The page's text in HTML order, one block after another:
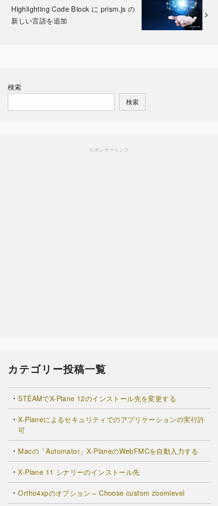
Highlighting Code Block に prism.js の
新しい言語を追加
検索
検索
スポンサーリンク
カテゴリー投稿一覧
STEAMでX-Plane 12のインストール先を変更する
X-Planeによるセキュリティでのアプリケーションの実行許
可
Macの「Automator」X-PlaneのWebFMCを自動入力する
X-Plane 11 シナリーのインストール先
Ortho4xpのオプション – Choose custom zoomlevel